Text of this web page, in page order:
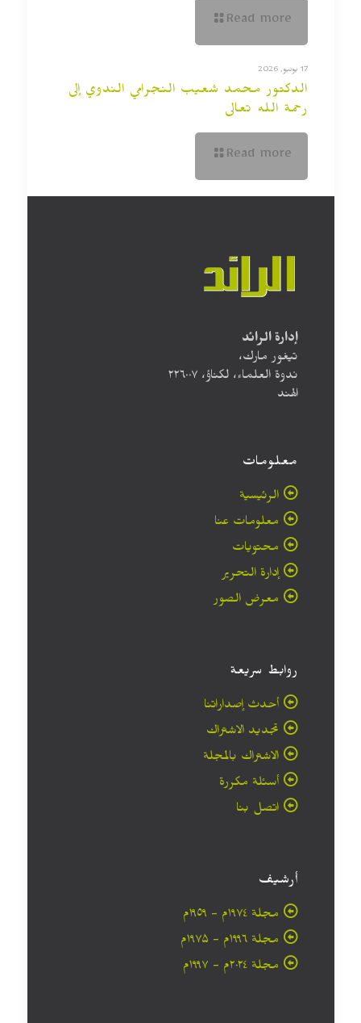
Read more
17 يونيو, 2026
الدكتور محمد شعيب النجرامي الندوي إلى
رحمة الله تعالى
Read more
إدارة الرائد
تيغور مارك،
ندوة العلماء، لكناؤ، ۲۲٦۰۰۷
الهند
معلومات
الرئيسية
معلومات عنا
محتويات
إدارة التحرير
معرض الصور
روابط سريعة
أحدث إصداراتنا
تجديد الاشتراك
الاشتراك بالمجلة
أسئلة مكررة
اتصل بنا
أرشيف
مجلة ۱۹۷٤م - ١٩٥٩م
مجلة ۱۹۹٦م - ۱۹۷۵م
مجلة ۲۰۲٤م - ۱۹۹۷م